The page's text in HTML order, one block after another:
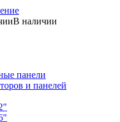
В наличии
панели
и панелей